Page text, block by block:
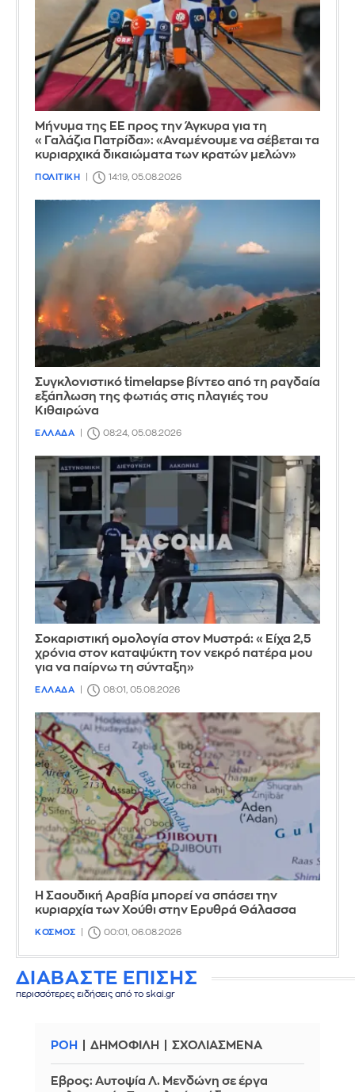
Μήνυμα της ΕΕ προς την Άγκυρα για τη
«Γαλάζια Πατρίδα»: «Αναμένουμε να σέβεται τα
κυριαρχικά δικαιώματα των κρατών μελών»
ΠΟΛΙΤΙΚΗ 14:19, 05.08.2026
Συγκλονιστικό timelapse βίντεο από τη ραγδαία
εξάπλωση της φωτιάς στις πλαγιές του
Κιθαιρώνα
ΕΛΛΑΔΑ 08:24, 05.08.2026
Σοκαριστική ομολογία στον Μυστρά: «Είχα 2,5
χρόνια στον καταψύκτη τον νεκρό πατέρα μου
για να παίρνω τη σύνταξη»
ΕΛΛΑΔΑ 08:01, 05.08.2026
Η Σαουδική Αραβία μπορεί να σπάσει την
κυριαρχία των Χούθι στην Ερυθρά Θάλασσα
ΚΟΣΜΟΣ 00:01, 06.08.2026
ΔΙΑΒΑΣΤΕ ΕΠΙΣΗΣ
περισσότερες ειδήσεις από το skai.gr
ΡΟΗ ΔΗΜΟΦΙΛΗ ΣΧΟΛΙΑΣΜΕΝΑ
Έβρος: Αυτοψία Λ. Μενδώνη σε έργα